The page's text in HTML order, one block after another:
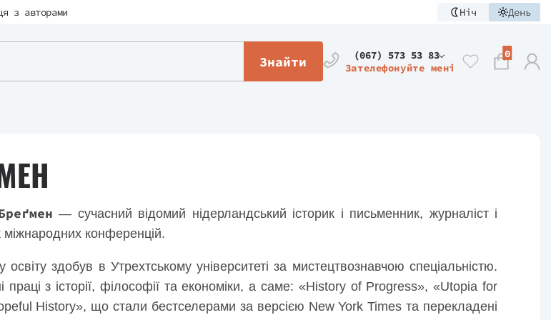
з авторами Ніч День
Знайти
(067) 573 53 83
Зателефонуйте мені
0
— сучасний відомий нідерландський історик і письменник, журналіст і
конференцій.
здобув в Утрехтському університеті за мистецтвознавчою спеціальністю.
праці з історії, філософії та економіки, а саме: «History of Progress», «Utopia for
History», що стали бестселерами за версією New York Times та перекладені